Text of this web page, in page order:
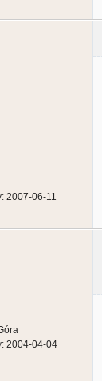
2007-06-11
2004-04-04